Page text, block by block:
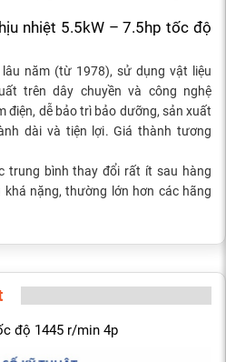
nhiệt 5.5kW – 7.5hp tốc độ
lâu năm (từ 1978), sử dụng vật liệu
trên dây chuyền và công nghệ
điện, dễ bảo trì bảo dưỡng, sản xuất
dài và tiện lợi. Giá thành tương
trung bình thay đổi rất ít sau hàng
nặng, thường lớn hơn các hãng
độ 1445 r/min 4p